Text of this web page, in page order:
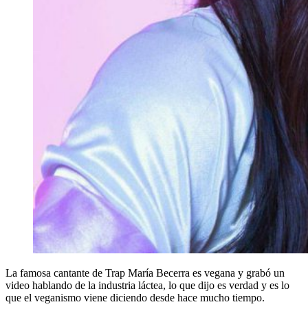
La famosa cantante de Trap María Becerra es vegana y grabó un
video hablando de la industria láctea, lo que dijo es verdad y es lo
que el veganismo viene diciendo desde hace mucho tiempo.